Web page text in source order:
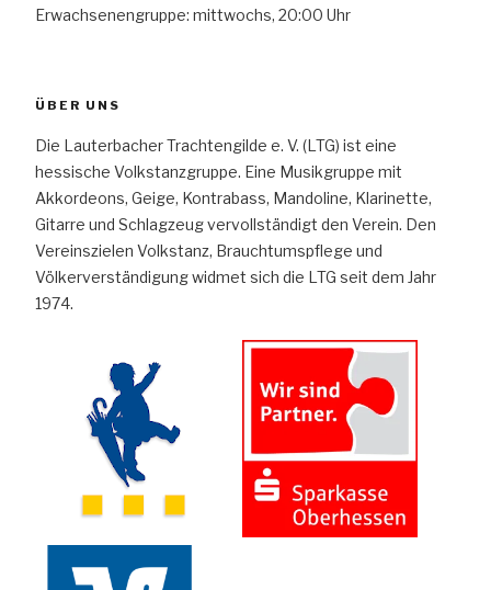
Erwachsenengruppe: mittwochs, 20:00 Uhr
ÜBER UNS
Die Lauterbacher Trachtengilde e. V. (LTG) ist eine
hessische Volkstanzgruppe. Eine Musikgruppe mit
Akkordeons, Geige, Kontrabass, Mandoline, Klarinette,
Gitarre und Schlagzeug vervollständigt den Verein. Den
Vereinszielen Volkstanz, Brauchtumspflege und
Völkerverständigung widmet sich die LTG seit dem Jahr
1974.